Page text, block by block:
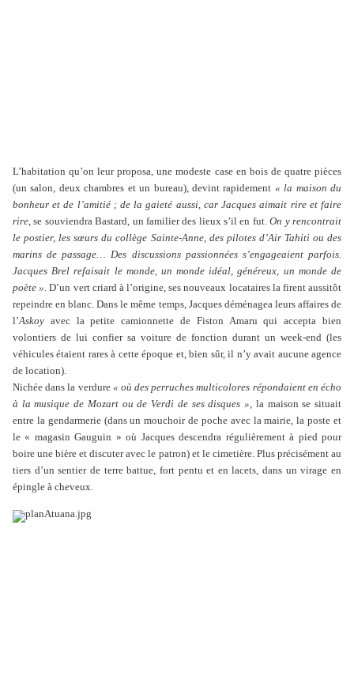
L’habitation qu’on leur proposa, une modeste case en bois de quatre pièces
(un salon, deux chambres et un bureau), devint rapidement « la maison du
bonheur et de l’amitié ; de la gaieté aussi, car Jacques aimait rire et faire
rire , se souviendra Bastard, un familier des lieux s’il en fut.On y rencontrait
le postier, les sœurs du collège Sainte-Anne, des pilotes d’Air Tahiti ou des
marins de passage… Des discussions passionnées s’engageaient parfois.
Jacques Brel refaisait le monde, un monde idéal, généreux, un monde de
poète » . D’un vert criard à l’origine, ses nouveaux locataires la firent aussitôt
repeindre en blanc. Dans le même temps, Jacques déménagea leurs affaires de
l’Askoy avec la petite camionnette de Fiston Amaru qui accepta bien
volontiers de lui confier sa voiture de fonction durant un week-end (les
véhicules étaient rares à cette époque et, bien sûr, il n’y avait aucune agence
de location).
Nichée dans la verdure « où des perruches multicolores répondaient en écho
à la musique de Mozart ou de Verdi de ses disques » , la maison se situait
entre la gendarmerie (dans un mouchoir de poche avec la mairie, la poste et
le « magasin Gauguin » où Jacques descendra régulièrement à pied pour
boire une bière et discuter avec le patron) et le cimetière. Plus précisément au
tiers d’un sentier de terre battue, fort pentu et en lacets, dans un virage en
épingle à cheveux.